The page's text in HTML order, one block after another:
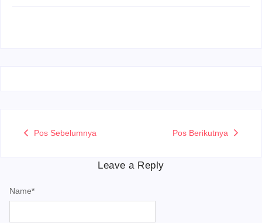
Pos Sebelumnya Pos Berikutnya
Leave a Reply
Name*